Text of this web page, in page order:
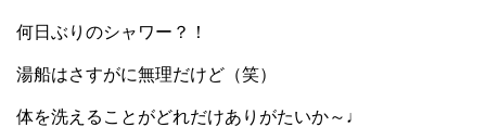
何日ぶりのシャワー？！
湯船はさすがに無理だけど（笑）
体を洗えることがどれだけありがたいか～♩